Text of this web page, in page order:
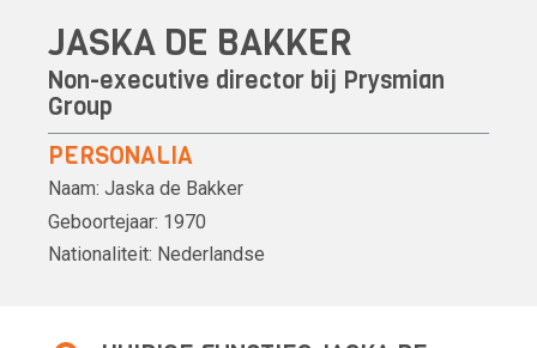
JASKA DE BAKKER
Non-executive director bij Prysmian
Group
PERSONALIA
Naam: Jaska de Bakker
Geboortejaar: 1970
Nationaliteit: Nederlandse